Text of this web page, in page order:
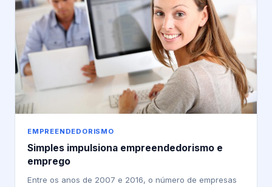
EMPREENDEDORISMO
Simples impulsiona empreendedorismo e
emprego
Entre os anos de 2007 e 2016, o número de empresas